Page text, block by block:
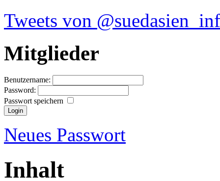
Tweets von
Mitglieder
Benutzername:
Password:
Passwort speichern
Neues Passwort
Inhalt